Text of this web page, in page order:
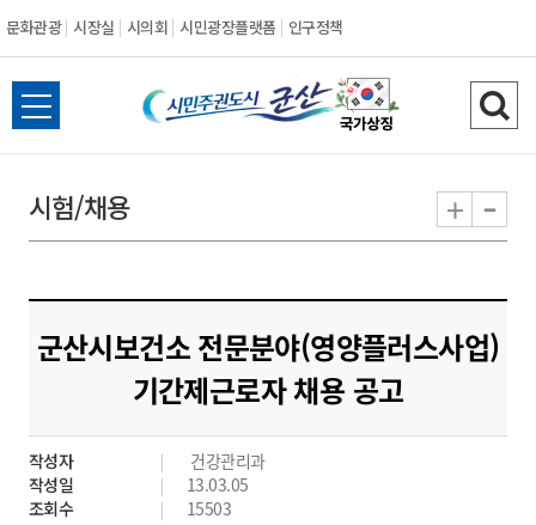
문화관광 시장실 시의회 시민광장플랫폼 인구정책
시
민
도
시
군
산
전
체
뉴
열
검
색
기
시험/채용 + -
군산시보건소 전문분야(영양플러스사업)
기간제근로자 채용 공고
작성자
건강관리과
작성일
13.03.05
조회수
15503